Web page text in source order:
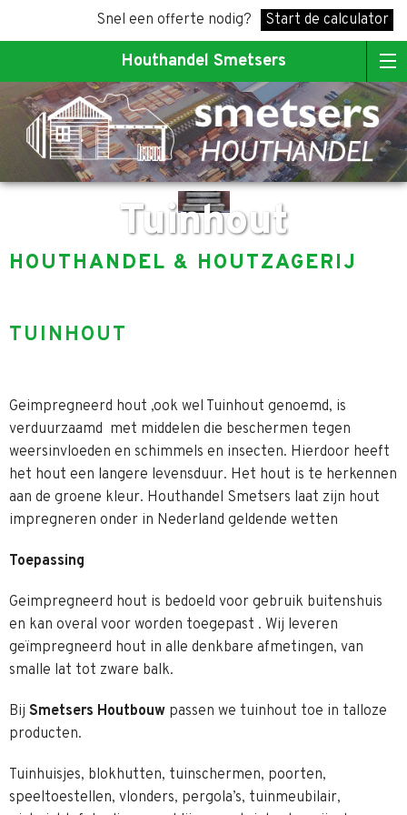
Snel een offerte nodig? Start de calculator
Houthandel Smetsers
Tuinhout
HOUTHANDEL & HOUTZAGERIJ
TUINHOUT
Geimpregneerd hout ,ook wel Tuinhout genoemd, is
verduurzaamd met middelen die beschermen tegen
weersinvloeden en schimmels en insecten. Hierdoor heeft
het hout een langere levensduur. Het hout is te herkennen
aan de groene kleur. Houthandel Smetsers laat zijn hout
impregneren onder in Nederland geldende wetten
Toepassing
Geimpregneerd hout is bedoeld voor gebruik buitenshuis
en kan overal voor worden toegepast . Wij leveren
geïmpregneerd hout in alle denkbare afmetingen, van
smalle lat tot zware balk.
Bij Smetsers Houtbouw passen we tuinhout toe in talloze
producten.
Tuinhuisjes, blokhutten, tuinschermen, poorten,
speeltoestellen, vlonders, pergola’s, tuinmeubilair,